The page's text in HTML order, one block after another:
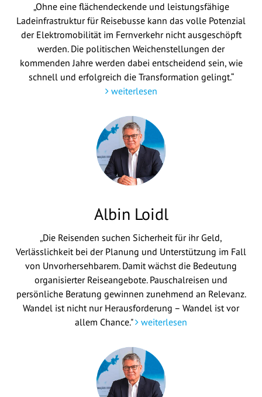
„Ohne eine flächendeckende und leistungsfähige
Ladeinfrastruktur für Reisebusse kann das volle Potenzial
der Elektromobilität im Fernverkehr nicht ausgeschöpft
werden. Die politischen Weichenstellungen der
kommenden Jahre werden dabei entscheidend sein, wie
schnell und erfolgreich die Transformation gelingt.“
weiterlesen
Albin Loidl
„Die Reisenden suchen Sicherheit für ihr Geld,
Verlässlichkeit bei der Planung und Unterstützung im Fall
von Unvorhersehbarem. Damit wächst die Bedeutung
organisierter Reiseangebote. Pauschalreisen und
persönliche Beratung gewinnen zunehmend an Relevanz.
Wandel ist nicht nur Herausforderung – Wandel ist vor
allem Chance."
weiterlesen